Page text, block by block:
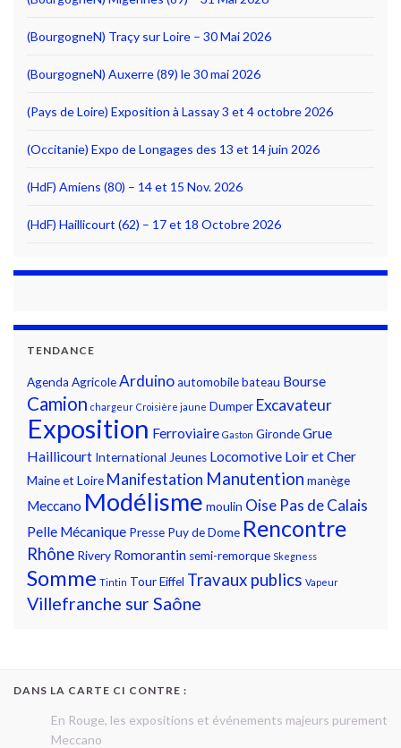
(BourgogneN) Traçy sur Loire – 30 Mai 2026
(BourgogneN) Auxerre (89) le 30 mai 2026
(Pays de Loire) Exposition à Lassay 3 et 4 octobre 2026
(Occitanie) Expo de Longages des 13 et 14 juin 2026
(HdF) Amiens (80) – 14 et 15 Nov. 2026
(HdF) Haillicourt (62) – 17 et 18 Octobre 2026
TENDANCE
Agenda AgricoleArduinoautomobilebateau Bourse
Camion chargeur Croisière jaune Dumper Excavateur
Exposition Ferroviaire Gaston GirondeGrue
Haillicourt International Jeunes Locomotive Loir et Cher
Maine et Loire Manifestation Manutention manège
Meccano Modélisme moulin Oise Pas de Calais
Pelle Mécanique Presse Puy de Dome Rencontre
Rhône Rivery Romorantin semi-remorque Skegness
Somme Tintin Tour Eiffel Travaux publics Vapeur
Villefranche sur Saône
DANS LA CARTE CI CONTRE :
En Rouge, les expositions et événements majeurs purement
Meccano